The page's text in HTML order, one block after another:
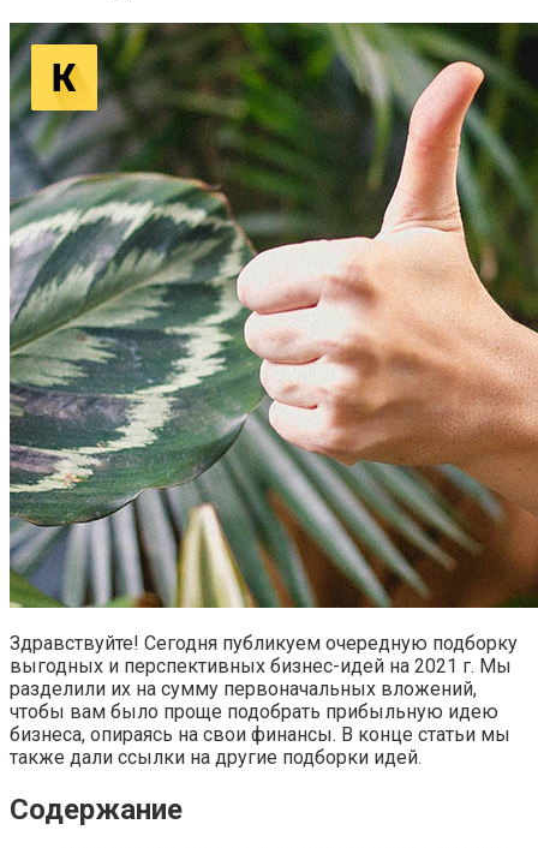
Здравствуйте! Сегодня публикуем очередную подборку
выгодных и перспективных бизнес-идей на 2021 г. Мы
разделили их на сумму первоначальных вложений,
чтобы вам было проще подобрать прибыльную идею
бизнеса, опираясь на свои финансы. В конце статьи мы
также дали ссылки на другие подборки идей.
Содержание